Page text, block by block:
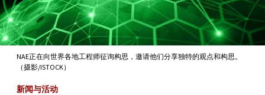
NAE正在向世界各地工程师征询构思，邀请他们分享独特的观点和构思。
（摄影/ISTOCK）
新闻与活动